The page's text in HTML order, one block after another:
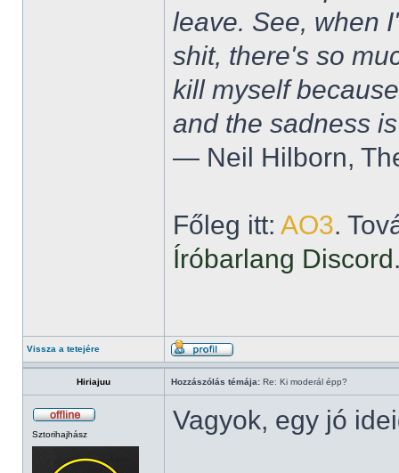
leave. See, when
shit, there's so
kill myself
and the sadness
― Neil Hilborn,
Főleg itt: AO3.
Íróbarlang Discord
Vissza a tetejére
Hiriajuu Hozzászólás témája: Re: Ki moderál épp?
Sztorihajhász Vagyok, egy jó